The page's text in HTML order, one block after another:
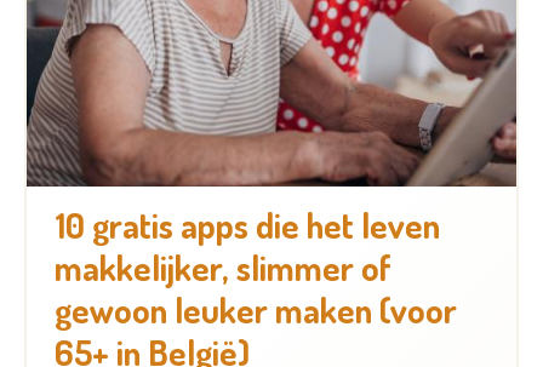
10 gratis apps die het leven
makkelijker, slimmer of
gewoon leuker maken (voor
65+ in België)